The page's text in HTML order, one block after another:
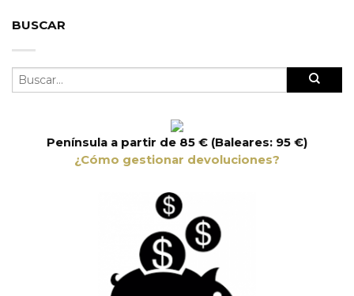
BUSCAR
Península a partir de 85 € (Baleares: 95 €)
¿Cómo gestionar devoluciones?